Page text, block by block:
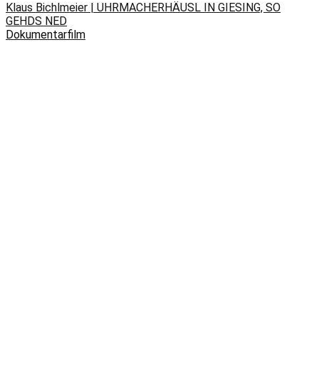
Klaus Bichlmeier | UHRMACHERHÄUSL IN GIESING, SO
GEHDS NED
Dokumentarfilm